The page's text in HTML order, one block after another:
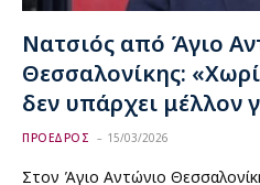
Νατσιός από Άγιο
Θεσσαλονίκης:
δεν υπάρχει μέλλον
ΠΡΟΕΔΡΟΣ 15/03/2026
Στον Άγιο Αντώνιο